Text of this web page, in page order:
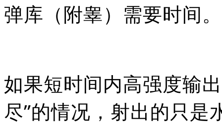
弹库（附睾）需要时间。
如果短时间内高强度输
尽”的情况，射出的只是